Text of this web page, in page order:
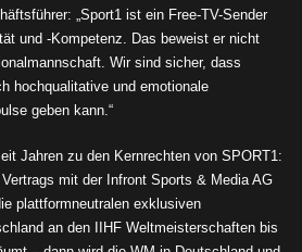
„Sport1 ist ein Free-TV-Sender
und -Kompetenz. Das beweist er nicht
Wir sind sicher, dass
hochqualitative und emotionale
geben kann.“
Jahren zu den Kernrechten von SPORT1:
mit der Infront Sports & Media AG
plattformneutralen exklusiven
an den IIHF Weltmeisterschaften bis